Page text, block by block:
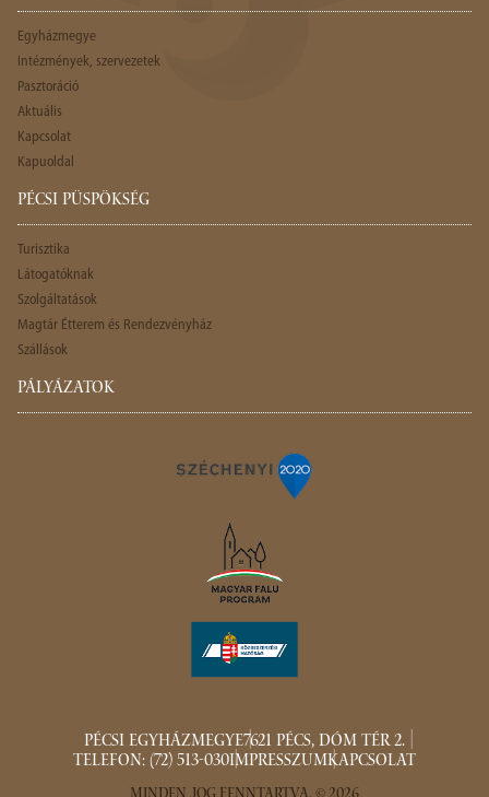
Egyházmegye
Intézmények, szervezetek
Pasztoráció
Aktuális
Kapcsolat
Kapuoldal
PÉCSI PÜSPÖKSÉG
Turisztika
Látogatóknak
Szolgáltatások
Magtár Étterem és Rendezvényház
Szállások
PÁLYÁZATOK
PÉCSI EGYHÁZMEGYE7621 PÉCS, DÓM TÉR 2.
TELEFON: (72) 513-030IMPRESSZUMKAPCSOLAT